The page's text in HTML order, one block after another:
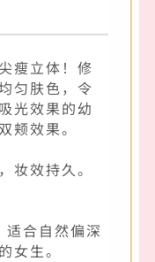
瘦立体！修
匀肤色，令
光效果的幼
颊效果。
妆效持久。
合自然偏深
女生。